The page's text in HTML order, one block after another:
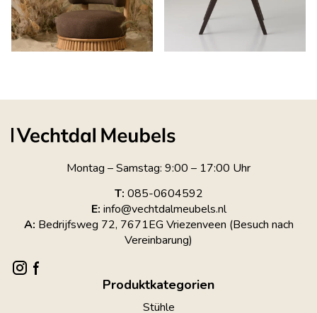
Montag – Samstag: 9:00 – 17:00 Uhr
T: 085-0604592
E: info@vechtdalmeubels.nl
A: Bedrijfsweg 72, 7671EG Vriezenveen (Besuch nach
Vereinbarung)
Produktkategorien
Stühle